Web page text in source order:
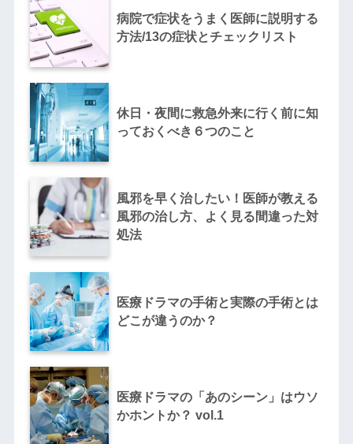
病院で症状をうまく医師に説明する
方法/13の症状とチェックリスト
休日・夜間に救急外来に行く前に知
っておくべき６つのこと
風邪を早く治したい！医師が教える
風邪の治し方、よく見る間違った対
処法
医療ドラマの手術と実際の手術とは
どこが違うのか？
医療ドラマの「あのシーン」はウソ
かホントか？ vol.1